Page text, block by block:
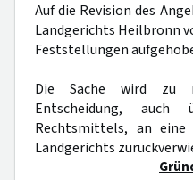
Auf die Revision des
Landgerichts Heilbronn
Feststellungen
Die Sache wird zu
Entscheidung,
Rechtsmittels, an eine
Landgerichts